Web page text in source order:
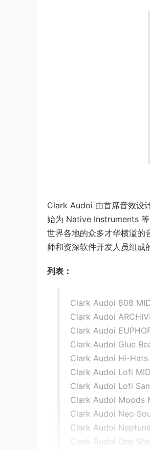
Clark Audoi 由首席音效设
始为 Native Instruments
世界各地的众多才华横溢
师和资深软件开发人员组成
列表：
Clark Audoi 808
Clark Audoi
Clark Audoi
Clark Audoi Glue
Clark Audoi Hi-
Clark Audoi Lofi
Clark Audoi Lofi
Clark Audoi Moods
Clark Audoi Neo
Clark Audoi
Clark Audoi One